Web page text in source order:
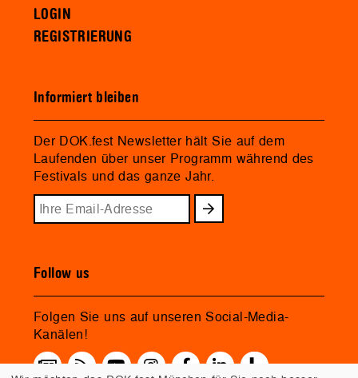
LOGIN
REGISTRIERUNG
Informiert bleiben
Der DOK.fest Newsletter hält Sie auf dem
Laufenden über unser Programm während des
Festivals und das ganze Jahr.
Follow us
Folgen Sie uns auf unseren Social-Media-
Kanälen!